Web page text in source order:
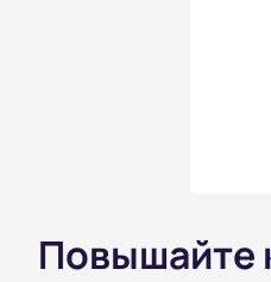
Повышайте